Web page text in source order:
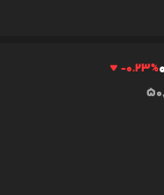
-0.23%